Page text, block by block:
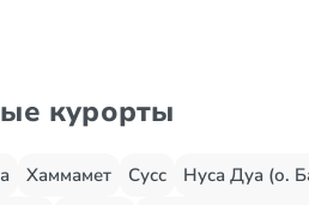
курорты
Хаммамет Сусс Нуса Дуа (о.